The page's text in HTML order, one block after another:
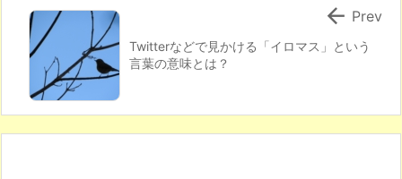
Twitterなどで見かける「イロマス」という
言葉の意味とは？
 Prev